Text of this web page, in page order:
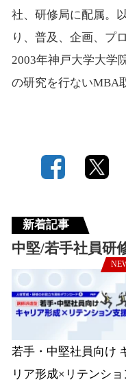
社、研修局に配属。
り、普及、企画、プ
2003年神戸大学大学
の研究を行ないMBA
新着記事
中堅/若手社員研
若手・中堅社員向け
リア形成×リテンショ